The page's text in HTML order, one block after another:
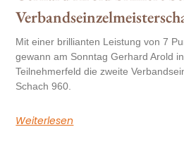
Mit einer brillianten Leistung von 7
gewann am Sonntag Gerhard Arold
Teilnehmerfeld die zweite
Schach 960.
Weiterlesen